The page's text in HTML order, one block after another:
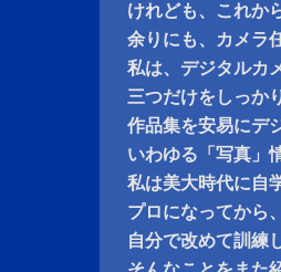
けれども、これか
余りにも、カメラ
私は、デジタルカ
三つだけをしっか
作品集を安易にデ
いわゆる「写真」
私は美大時代に自
プロになってから
自分で改めて訓練